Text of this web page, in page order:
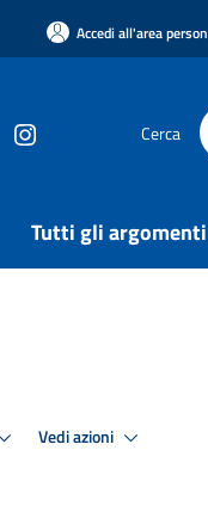
Accedi all'area
Cerca
Tutti gli argomenti
Vedi azioni